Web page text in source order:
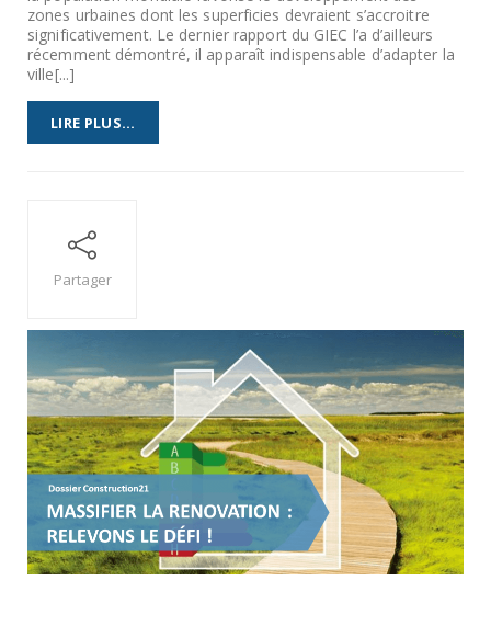
zones urbaines dont les superficies devraient s’accroitre
significativement. Le dernier rapport du GIEC l’a d’ailleurs
récemment démontré, il apparaît indispensable d’adapter la
ville[...]
LIRE PLUS...
Partager